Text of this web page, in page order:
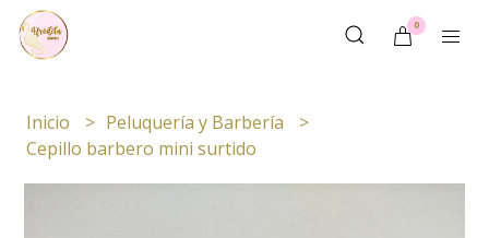
0
Inicio
Peluquería y Barbería
Cepillo barbero mini surtido